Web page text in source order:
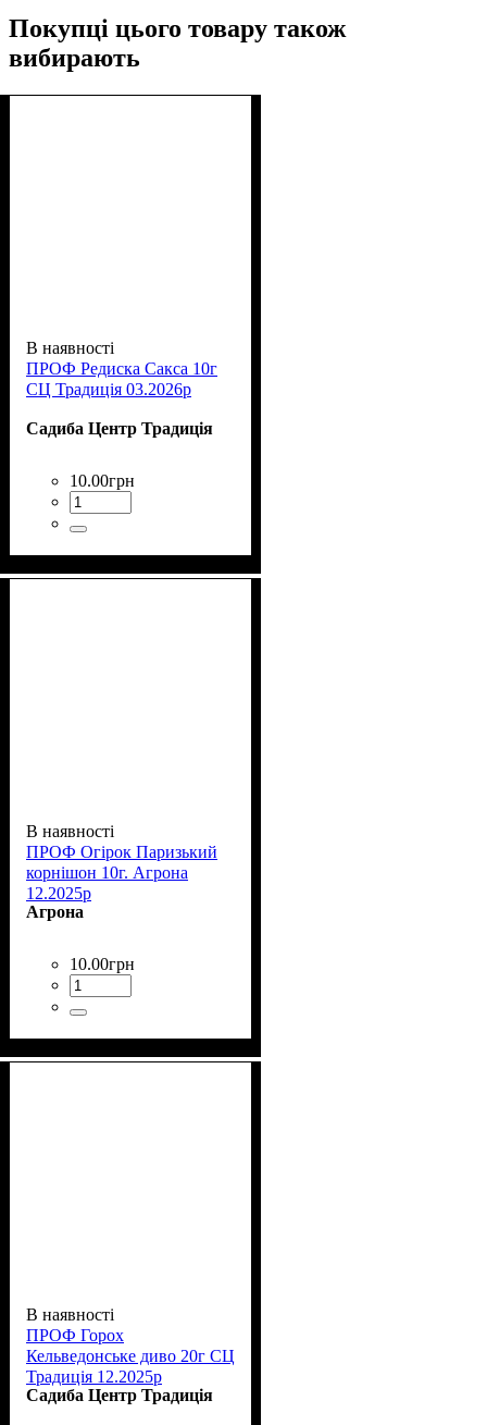
Покупці цього товару також
вибирають
В наявності
ПРОФ Редиска Сакса 10г
СЦ Традиція 03.2026р
Садиба Центр Традиція
10.00грн
В наявності
ПРОФ Огірок Паризький
корнішон 10г. Агрона
12.2025р
Агрона
10.00грн
В наявності
ПРОФ Горох
Кельведонське диво 20г СЦ
Традиція 12.2025р
Садиба Центр Традиція